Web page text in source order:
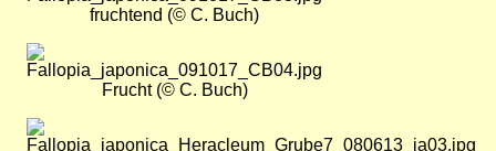
fruchtend (© C. Buch)
Bild
Frucht (© C. Buch)
Bild